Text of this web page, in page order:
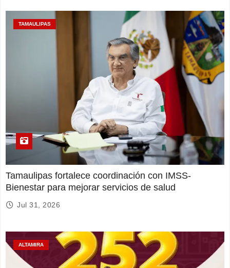
TAMAULIPAS
Tamaulipas fortalece coordinación con IMSS-
Bienestar para mejorar servicios de salud
Jul 31, 2026
ALTAMIRA